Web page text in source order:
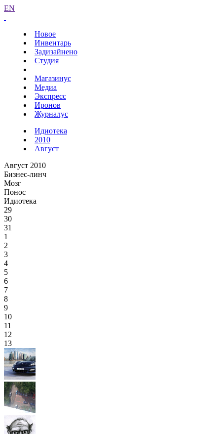
EN
Новое
Инвентарь
Задизайнено
Студия
Магазинус
Медиа
Экспресс
Иронов
Журналус
Идиотека
2010
Август
Август 2010
Бизнес-линч
Мозг
Понос
Идиотека
29
30
31
1
2
3
4
5
6
7
8
9
10
11
12
13